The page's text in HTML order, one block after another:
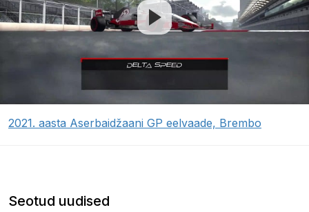
2021. aasta Aserbaidžaani GP eelvaade, Brembo
Seotud uudised